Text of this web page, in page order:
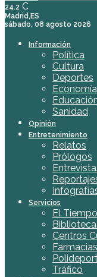
24.2 C
Madrid,ES
sábado, 08 agosto 2026
Información
Política
Cultura
Deportes
Economía
Sanidad
Opinión
Entretenimiento
Relatos
Prólogos
Servicios
El Tiempo
Centros
Farmacias
Tráfico